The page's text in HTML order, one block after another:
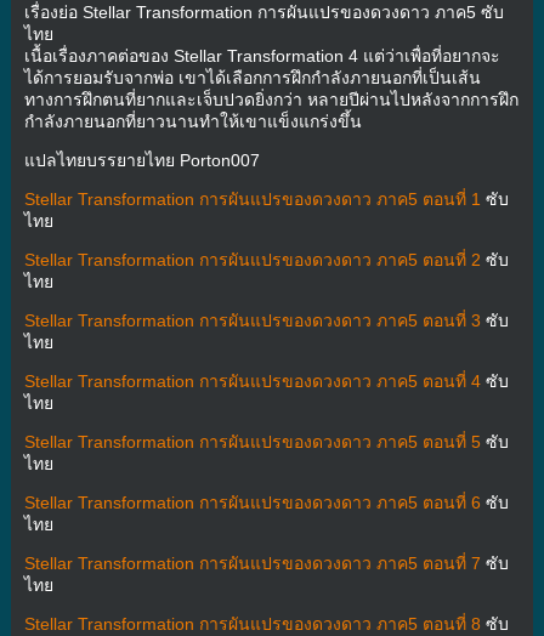
เรื่องย่อ Stellar Transformation การผันแปรของดวงดาว ภาค5 ซับ
ไทย
เนื้อเรื่องภาคต่อของ Stellar Transformation 4 แต่ว่าเพื่อที่อยากจะ
ได้การยอมรับจากพ่อ เขาได้เลือกการฝึกกำลังภายนอกที่เป็นเส้น
ทางการฝึกตนที่ยากและเจ็บปวดยิ่งกว่า หลายปีผ่านไปหลังจากการฝึก
กำลังภายนอกที่ยาวนานทำให้เขาแข็งแกร่งขึ้น
แปลไทยบรรยายไทย Porton007
Stellar Transformation การผันแปรของดวงดาว ภาค5 ตอนที่ 1 ซับ
ไทย
Stellar Transformation การผันแปรของดวงดาว ภาค5 ตอนที่ 2 ซับ
ไทย
Stellar Transformation การผันแปรของดวงดาว ภาค5 ตอนที่ 3 ซับ
ไทย
Stellar Transformation การผันแปรของดวงดาว ภาค5 ตอนที่ 4ซับ
ไทย
Stellar Transformation การผันแปรของดวงดาว ภาค5 ตอนที่ 5ซับ
ไทย
Stellar Transformation การผันแปรของดวงดาว ภาค5 ตอนที่ 6 ซับ
ไทย
Stellar Transformation การผันแปรของดวงดาว ภาค5 ตอนที่ 7 ซับ
ไทย
Stellar Transformation การผันแปรของดวงดาว ภาค5 ตอนที่ 8 ซับ